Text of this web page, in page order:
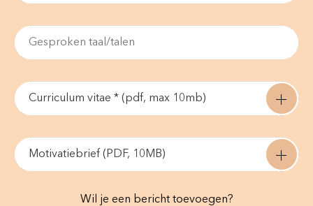
Curriculum vitae * (pdf, max 10mb)
Motivatiebrief (PDF, 10MB)
Wil je een bericht toevoegen?